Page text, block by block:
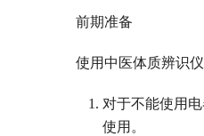
前期准备
使用中医体质辨识
对于不能使用
使用。